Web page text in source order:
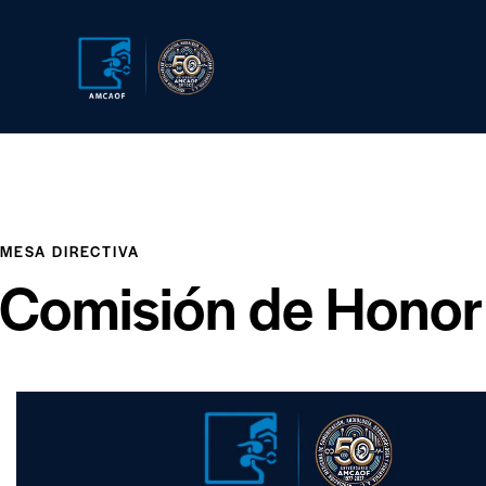
MESA DIRECTIVA
Comisión de